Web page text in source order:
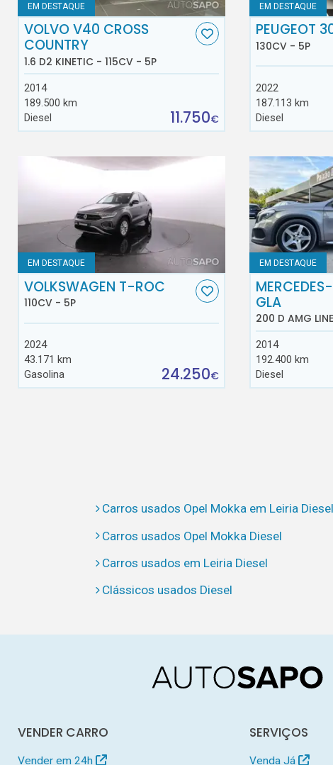
EM DESTAQUE
VOLVO V40 CROSS
COUNTRY
1.6 D2 KINETIC - 115CV - 5P
2014
189.500 km
Diesel
11.750€
EM DESTAQUE
PEUGEOT
130CV - 5P
2022
187.113 km
Diesel
EM DESTAQUE
VOLKSWAGEN T-ROC
110CV - 5P
2024
43.171 km
Gasolina
24.250€
EM DESTAQUE
GLA
200 D AMG
2014
192.400 km
Diesel
Carros usados Opel Mokka em Leiria Diesel
Carros usados Opel Mokka Diesel
Carros usados em Leiria Diesel
Clássicos usados Diesel
VENDER CARRO
Vender em 24h
SERVIÇOS
Venda Já